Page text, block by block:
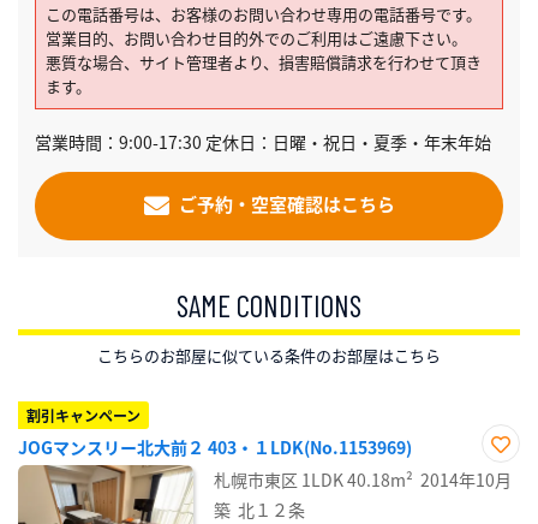
この電話番号は、お客様のお問い合わせ専用の電話番号です。
営業目的、お問い合わせ目的外でのご利用はご遠慮下さい。
悪質な場合、サイト管理者より、損害賠償請求を行わせて頂き
ます。
営業時間：9:00-17:30 定休日：日曜・祝日・夏季・年末年始
ご予約・空室確認はこちら
SAME CONDITIONS
こちらのお部屋に似ている条件のお部屋はこちら
割引キャンペーン
JOGマンスリー北大前２ 403・１LDK(No.1153969)
お気
に入
札幌市東区 1LDK40.18m² 2014年10月
築 北１２条